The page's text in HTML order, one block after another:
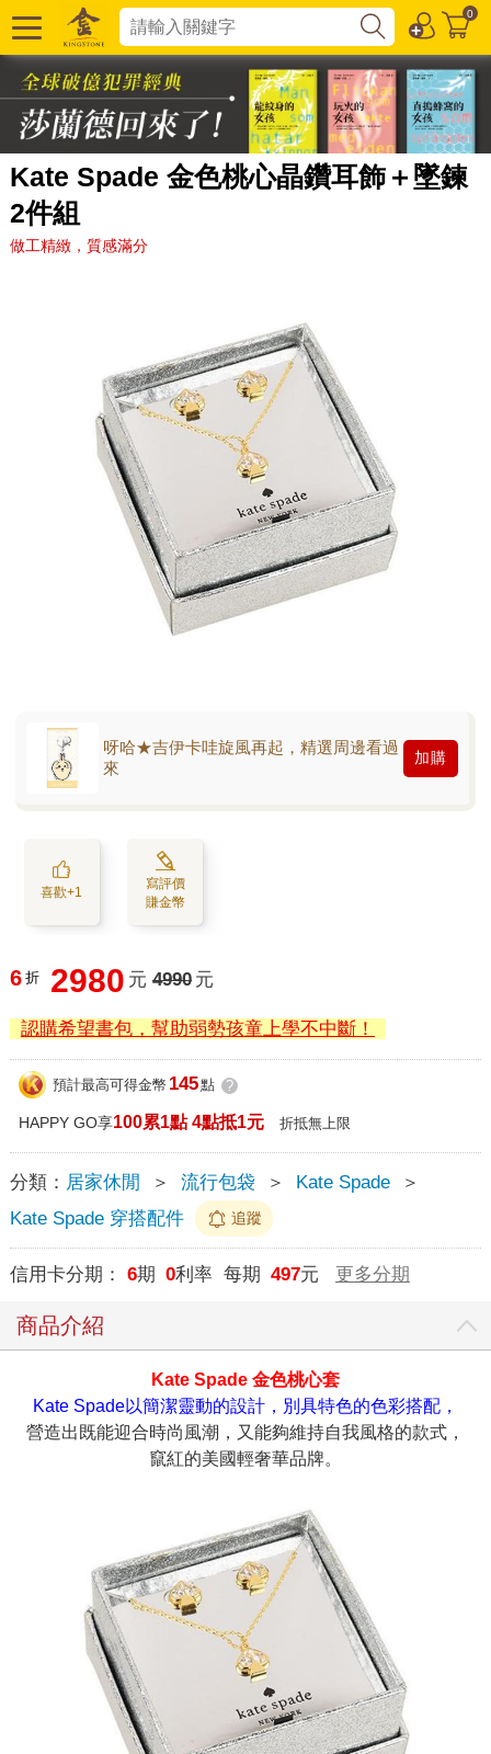
0
Kate Spade 金色桃心晶鑽耳飾＋墜鍊
2件組
做工精緻，質感滿分
呀哈★吉伊卡哇旋風再起，精選周邊看過
來
加購
喜歡+1
寫評價
賺金幣
6 折 2980 元 4990 元
認購希望書包，幫助弱勢孩童上學不中斷！
預計最高可得金幣 145點 ?
HAPPY GO享100累1點 4點抵1元 折抵無上限
分類： 居家休閒 ＞ 流行包袋 ＞ Kate Spade
＞
Kate Spade 穿搭配件
追蹤
信用卡分期： 6期 0利率 每期 497元 更多分期
商品介紹
Kate Spade 金色桃心套
Kate Spade以簡潔靈動的設計，別具特色的色彩搭配，
營造出既能迎合時尚風潮，又能夠維持自我風格的款式，
竄紅的美國輕奢華品牌。